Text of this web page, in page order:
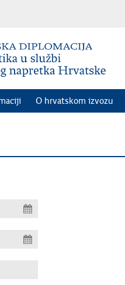
O hrvatskom izvozu